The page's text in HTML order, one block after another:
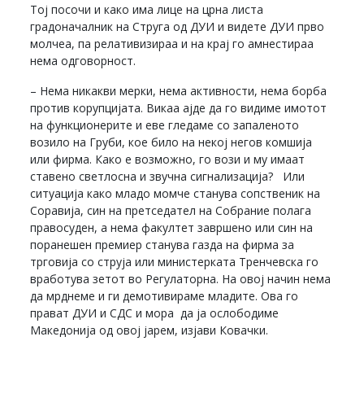
Тој посочи и како има лице на црна листа
градоначалник на Струга од ДУИ и видете ДУИ прво
молчеа, па релативизираа и на крај го амнестираа
нема одговорност.
– Нема никакви мерки, нема активности, нема борба
против корупцијата. Викаа ајде да го видиме имотот
на функционерите и еве гледаме со запаленото
возило на Груби, кое било на некој негов комшија
или фирма. Како е возможно, го вози и му имаат
ставено светлосна и звучна сигнализација? Или
ситуација како младо момче станува сопственик на
Соравија, син на претседател на Собрание полага
правосуден, а нема факултет завршено или син на
поранешен премиер станува газда на фирма за
трговија со струја или министерката Тренчевска го
вработува зетот во Регулаторна. На овој начин нема
да мрднеме и ги демотивираме младите. Ова го
прават ДУИ и СДС и мора да ја ослободиме
Македонија од овој јарем, изјави Ковачки.